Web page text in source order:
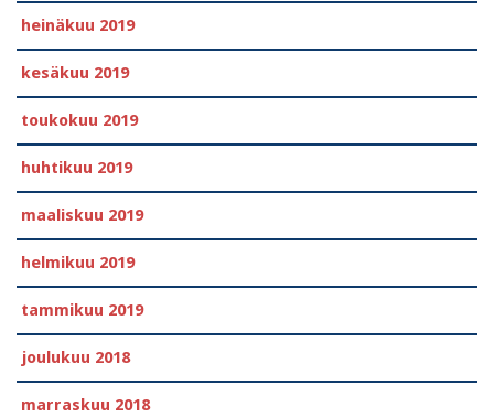
heinäkuu 2019
kesäkuu 2019
toukokuu 2019
huhtikuu 2019
maaliskuu 2019
helmikuu 2019
tammikuu 2019
joulukuu 2018
marraskuu 2018